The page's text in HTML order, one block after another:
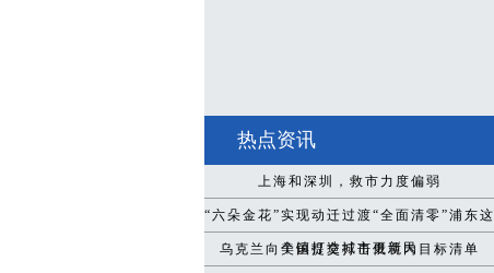
热点资讯
上海和深圳，救市力度偏弱
“六朵金花”实现动迁过渡“全面清零”浦东这
个镇打造城市更新民
乌克兰向美国提交打击俄境内目标清单